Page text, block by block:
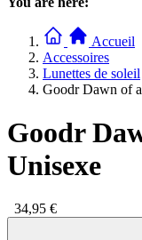
Accueil
Accessoires
Lunettes de soleil
Goodr Dawn of
Goodr
Unisexe
34,95 €